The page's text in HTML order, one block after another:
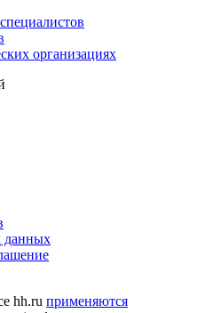
организациях
данных
hh.ru применяются